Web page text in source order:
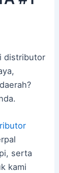
distributor
serta
kami